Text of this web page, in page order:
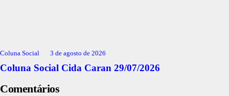
Coluna Social 3 de agosto de 2026
Coluna Social Cida Caran 29/07/2026
Comentários